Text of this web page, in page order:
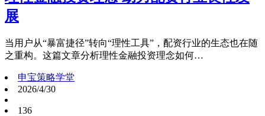
展
当用户从“暴富捷径”转向“理性工具”，配资行业的生态也在随
之重构。这篇文章分析理性金融投资理念如何…
申宝策略学堂
2026/4/30
136